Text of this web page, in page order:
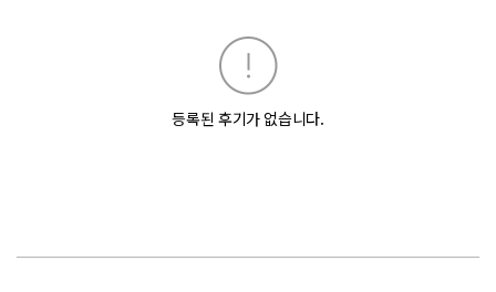
등록된 후기가 없습니다.